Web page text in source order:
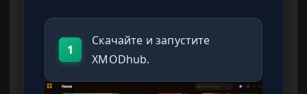
1
Скачайте и запустите
XMODhub.